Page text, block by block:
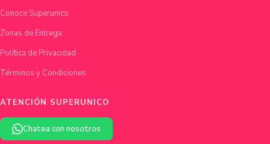
Conoce Superunico
Zonas de Entrega
Política de Privacidad
Términos y Condiciones
ATENCIÓN SUPERUNICO
Chatea con nosotros